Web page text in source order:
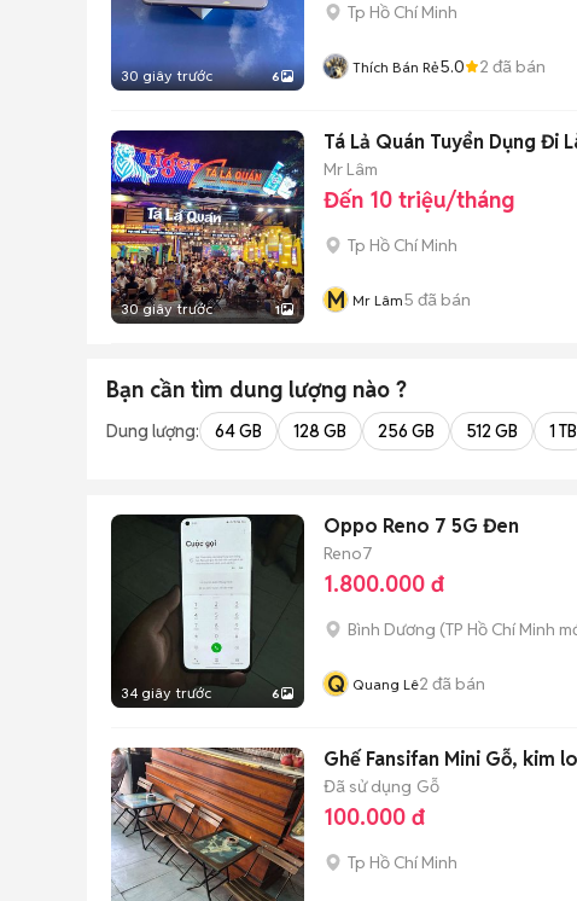
30 giây trước 6
Tp Hồ Chí Minh
Thích Bán Rẻ5.0 2 đã bán
30 giây trước 1
Tá Lả Quán Tuyển Dụng Đi
Mr Lâm
Đến 10 triệu/tháng
Tp Hồ Chí Minh
M Mr Lâm5 đã bán
Bạn cần tìm dung lượng nào ?
Dung lượng: 64 GB 128 GB 256 GB 512 GB 1 TB
34 giây trước 6
Oppo Reno 7 5G Đen
Reno7
1.800.000 đ
Bình Dương (TP Hồ Chí Minh
Q Quang Lê2 đã bán
Ghế Fansifan Mini Gỗ, kim
Đã sử dụng Gỗ
100.000 đ
Tp Hồ Chí Minh